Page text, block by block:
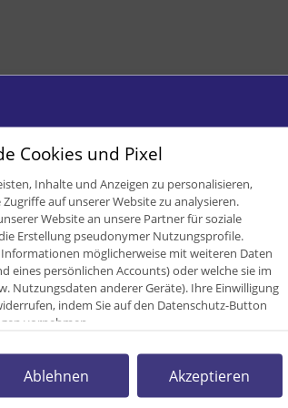
9,50 g
Cookies und Pixel
Inhalte und Anzeigen zu personalisieren,
auf unserer Website zu analysieren.
Website an unsere Partner für soziale
Erstellung pseudonymer Nutzungsprofile.
möglicherweise mit weiteren Daten
eines persönlichen Accounts) oder welche sie im
Nutzungsdaten anderer Geräte). Ihre Einwilligung
indem Sie auf den Datenschutz-Button
vornehmen.
Ablehnen Akzeptieren